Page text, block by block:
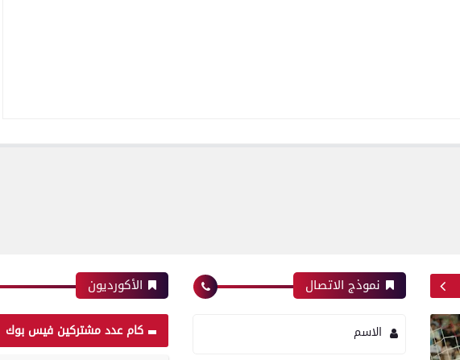
نموذج الاتصال
الاسم
الأكورديون
كام عدد مشتركين فيس بوك